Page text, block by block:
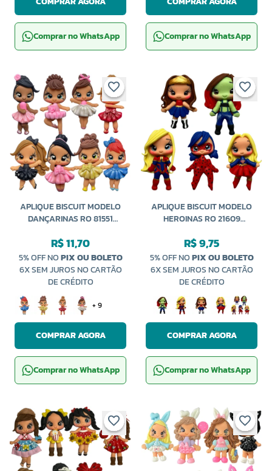
Comprar no WhatsApp Comprar no WhatsApp
APLIQUE BISCUIT MODELO
DANÇARINAS RO 81551
R$ 11,70
5% OFF NOPIX OU BOLETO
6X SEM JUROS NO CARTÃO
DE CRÉDITO
+ 9
COMPRAR AGORA
Comprar no WhatsApp
APLIQUE BISCUIT MODELO
HEROINAS RO 21609
R$ 9,75
5% OFF NOPIX OU BOLETO
6X SEM JUROS NO CARTÃO
DE CRÉDITO
COMPRAR AGORA
Comprar no WhatsApp